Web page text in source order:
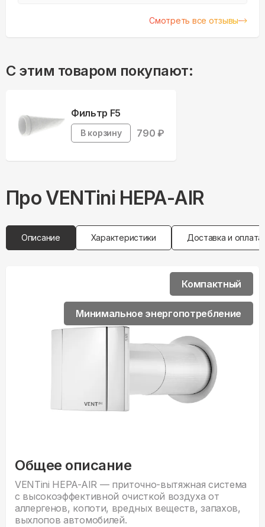
Смотреть все отзывы
С этим товаром покупают:
Фильтр F5
В корзину 790 ₽
Про VENTini HEPA-AIR
Описание Характеристики Доставка и оплата
Общее описание
VENTini HEPA-AIR — приточно-вытяжная система
с высокоэффективной очисткой воздуха от
аллергенов, копоти, вредных веществ, запахов,
выхлопов автомобилей.
Компактный
Минимальное энергопотребление